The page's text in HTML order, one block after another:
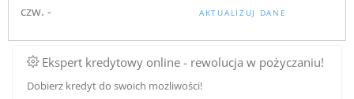
czw. -
AKTUALIZUJ DANE
Ekspert kredytowy online - rewolucja w pożyczaniu!
Dobierz kredyt do swoich mozliwości!